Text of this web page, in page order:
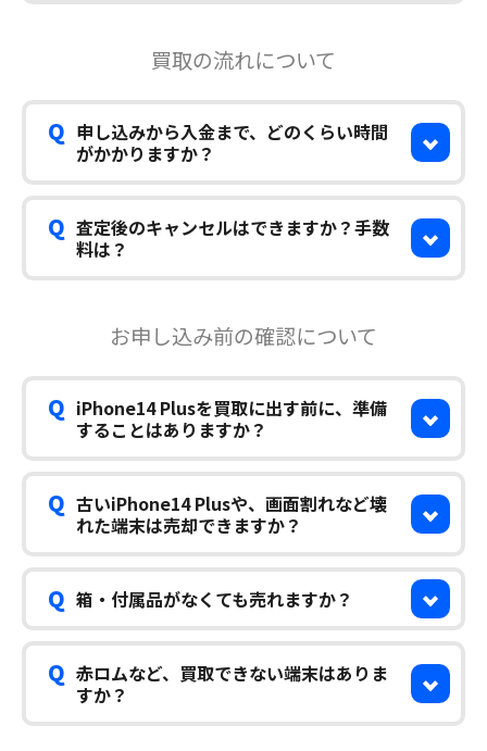
買取の流れについて
Q 申し込みから入金まで、どのくらい時間
がかかりますか？
Q 査定後のキャンセルはできますか？手数
料は？
お申し込み前の確認について
Q iPhone14 Plusを買取に出す前に、準備
することはありますか？
Q 古いiPhone14 Plusや、画面割れなど壊
れた端末は売却できますか？
Q 箱・付属品がなくても売れますか？
Q 赤ロムなど、買取できない端末はありま
すか？